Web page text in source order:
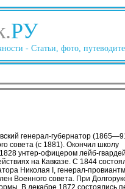
РУ
- Статьи, фото,
генерал-губернатор
совета (с 1881). Окончил школу
унтер-офицером лейб-
на Кавказе. С 1844
Николая I, генерал-
Военного совета. При